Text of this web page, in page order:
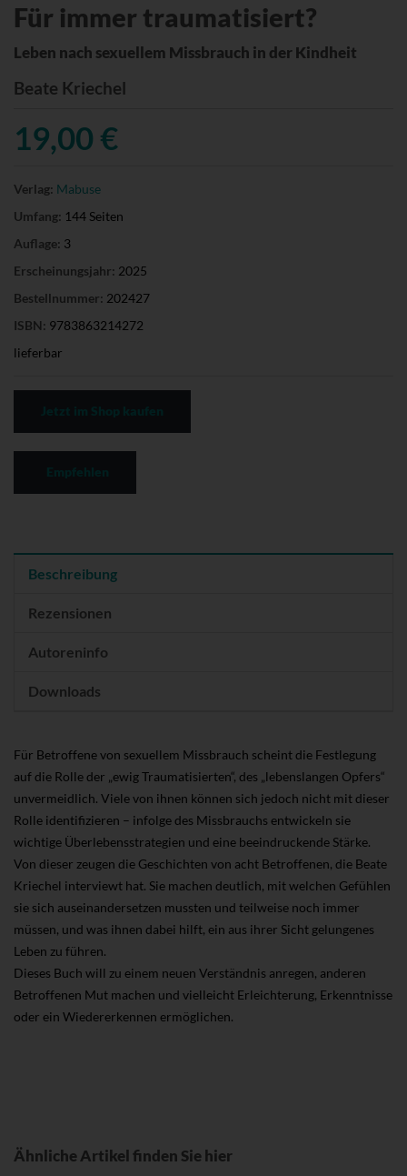
Für immer traumatisiert?
Leben nach sexuellem Missbrauch in der Kindheit
Beate Kriechel
19,00 €
Verlag: Mabuse
Umfang: 144 Seiten
Auflage: 3
Erscheinungsjahr: 2025
Bestellnummer: 202427
ISBN: 9783863214272
lieferbar
Beschreibung
Rezensionen
Autoreninfo
Downloads
Für Betroffene von sexuellem Missbrauch scheint die Festlegung
auf die Rolle der „ewig Traumatisierten“, des „lebenslangen Opfers“
unvermeidlich. Viele von ihnen können sich jedoch nicht mit dieser
Rolle identifizieren – infolge des Missbrauchs entwickeln sie
wichtige Überlebensstrategien und eine beeindruckende Stärke.
Von dieser zeugen die Geschichten von acht Betroffenen, die Beate
Kriechel interviewt hat. Sie machen deutlich, mit welchen Gefühlen
sie sich auseinandersetzen mussten und teilweise noch immer
müssen, und was ihnen dabei hilft, ein aus ihrer Sicht gelungenes
Leben zu führen.
Dieses Buch will zu einem neuen Verständnis anregen, anderen
Betroffenen Mut machen und vielleicht Erleichterung, Erkenntnisse
oder ein Wiedererkennen ermöglichen.
Ähnliche Artikel finden Sie hier